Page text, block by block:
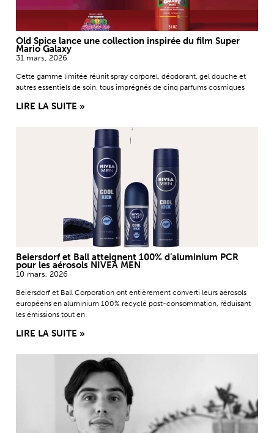
Old Spice lance une collection inspirée du film Super
Mario Galaxy
31 mars, 2026
Cette gamme limitée réunit spray corporel, déodorant, gel douche et
autres essentiels de soin, tous imprégnés de cinq parfums cosmiques
LIRE LA SUITE »
Beiersdorf et Ball atteignent 100% d’aluminium PCR
pour les aérosols NIVEA MEN
10 mars, 2026
Beiersdorf et Ball Corporation ont entièrement converti leurs aérosols
européens en aluminium 100% recyclé post-consommation, réduisant
les émissions tout en
LIRE LA SUITE »